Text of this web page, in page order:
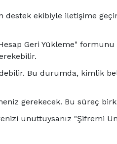
destek ekibiyle iletişime
Geri Yükleme"
Bu durumda, kimlik
gerekecek. Bu süreç
unuttuysanız "Şifremi